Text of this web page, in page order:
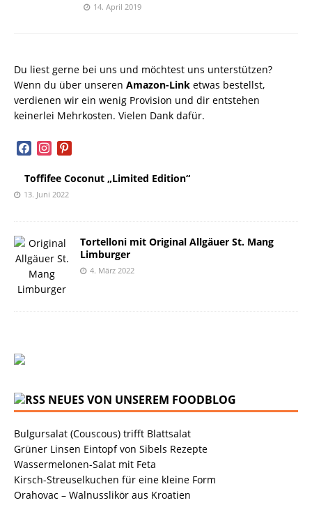
14. April 2019
Du liest gerne bei uns und möchtest uns unterstützen?
Wenn du über unseren Amazon-Link etwas bestellst,
verdienen wir ein wenig Provision und dir entstehen
keinerlei Mehrkosten. Vielen Dank dafür.
facebookinstagram
pinterest
Toffifee Coconut „Limited Edition“
13. Juni 2022
Tortelloni mit Original Allgäuer St. Mang
Limburger
4. März 2022
NEUES VON UNSEREM FOODBLOG
Bulgursalat (Couscous) trifft Blattsalat
Grüner Linsen Eintopf von Sibels Rezepte
Wassermelonen-Salat mit Feta
Kirsch-Streuselkuchen für eine kleine Form
Orahovac – Walnusslikör aus Kroatien